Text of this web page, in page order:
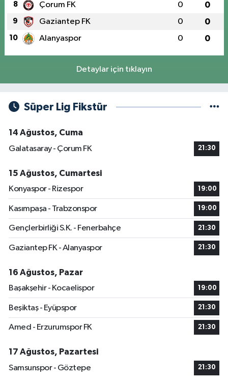
8 Çorum FK 0 0
9 Gaziantep FK 0 0
10 Alanyaspor 0 0
Detaylar için tıklayın
Süper Lig Fikstür
14 Ağustos, Cuma
Galatasaray - Çorum FK
21:30
15 Ağustos, Cumartesi
Konyaspor - Rizespor
19:00
Kasımpaşa - Trabzonspor 19:00
Gençlerbirliği S.K. - Fenerbahçe 21:30
Gaziantep FK - Alanyaspor 21:30
16 Ağustos, Pazar
Başakşehir - Kocaelispor
19:00
Beşiktaş - Eyüpspor 21:30
Amed - Erzurumspor FK 21:30
17 Ağustos, Pazartesi
Samsunspor - Göztepe
21:30